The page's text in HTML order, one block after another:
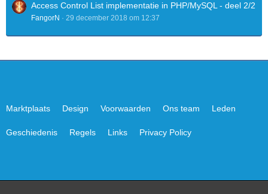
Access Control List implementatie in PHP/MySQL - deel 2/2
FangorN 29 december 2018 om 12:37
Marktplaats Design Voorwaarden Ons team Leden
Geschiedenis Regels Links Privacy Policy